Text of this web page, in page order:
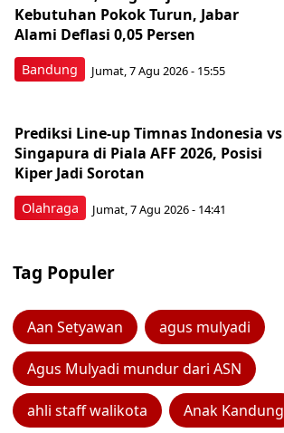
Bandung
Kebutuhan Pokok Turun, Jabar
Alami Deflasi 0,05 Persen
Jumat, 7 Agu 2026 - 15:55
Olahraga
Prediksi Line-up Timnas Indonesia vs
Singapura di Piala AFF 2026, Posisi
Kiper Jadi Sorotan
Jumat, 7 Agu 2026 - 14:41
Tag Populer
Aan Setyawan agus mulyadi
Agus Mulyadi mundur dari ASN
ahli staff walikota Anak Kandung